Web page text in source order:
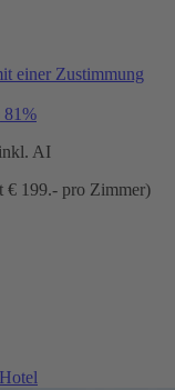
einer Zustimmung
81%
AI
€ 199.- pro Zimmer)